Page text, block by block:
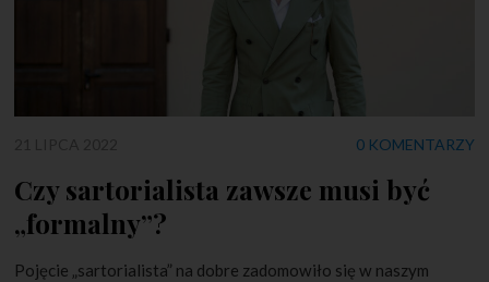
0 KOMENTARZY
Czy sartorialista zawsze musi być
„formalny”?
Pojęcie „sartorialista” na dobre zadomowiło się w naszym